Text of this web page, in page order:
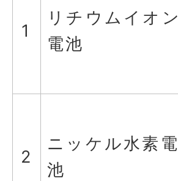
1
リチウムイオン
電池
2
ニッケル水素電
池